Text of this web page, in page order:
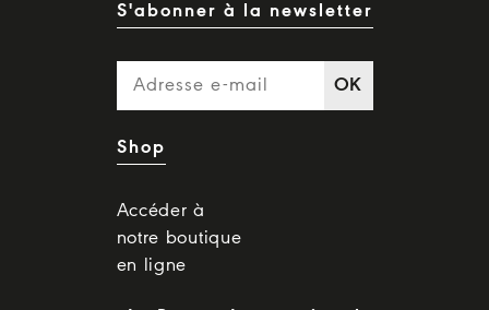
S'abonner à la newsletter
OK
Shop
Accéder à
notre boutique
en ligne